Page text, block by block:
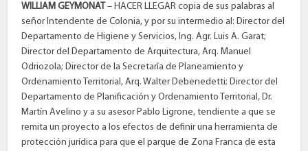
WILLIAM GEYMONAT– HACER LLEGAR copia de sus palabras al
señor Intendente de Colonia, y por su intermedio al: Director del
Departamento de Higiene y Servicios, Ing. Agr. Luis A. Garat;
Director del Departamento de Arquitectura, Arq. Manuel
Odriozola; Director de la Secretaría de Planeamiento y
Ordenamiento Territorial, Arq. Walter Debenedetti; Director del
Departamento de Planificación y Ordenamiento Territorial, Dr.
Martín Avelino y a su asesor Pablo Ligrone, tendiente a que se
remita un proyecto a los efectos de definir una herramienta de
protección jurídica para que el parque de Zona Franca de esta